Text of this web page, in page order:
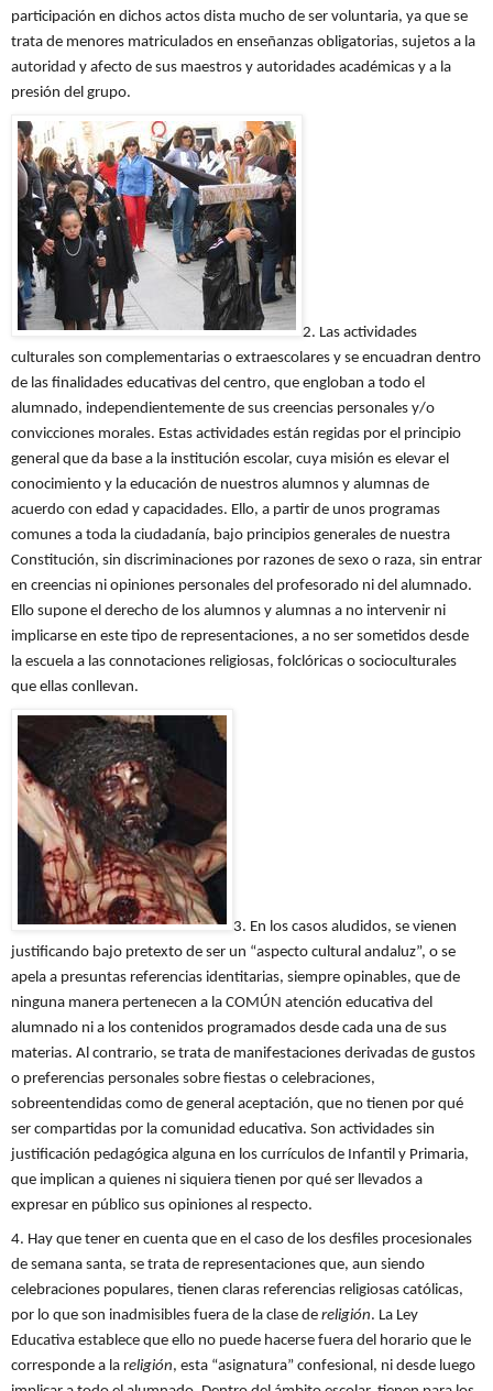
participación en dichos actos dista mucho de ser voluntaria, ya que se
trata de menores matriculados en enseñanzas obligatorias, sujetos a la
autoridad y afecto de sus maestros y autoridades académicas y a la
presión del grupo.
2. Las actividades
culturales son complementarias o extraescolares y se encuadran dentro
de las finalidades educativas del centro, que engloban a todo el
alumnado, independientemente de sus creencias personales y/o
convicciones morales. Estas actividades están regidas por el principio
general que da base a la institución escolar, cuya misión es elevar el
conocimiento y la educación de nuestros alumnos y alumnas de
acuerdo con edad y capacidades. Ello, a partir de unos programas
comunes a toda la ciudadanía, bajo principios generales de nuestra
Constitución, sin discriminaciones por razones de sexo o raza, sin entrar
en creencias ni opiniones personales del profesorado ni del alumnado.
Ello supone el derecho de los alumnos y alumnas a no intervenir ni
implicarse en este tipo de representaciones, a no ser sometidos desde
la escuela a las connotaciones religiosas, folclóricas o socioculturales
que ellas conllevan.
3. En los casos aludidos, se vienen
justificando bajo pretexto de ser un “aspecto cultural andaluz”, o se
apela a presuntas referencias identitarias, siempre opinables, que de
ninguna manera pertenecen a la COMÚN atención educativa del
alumnado ni a los contenidos programados desde cada una de sus
materias. Al contrario, se trata de manifestaciones derivadas de gustos
o preferencias personales sobre fiestas o celebraciones,
sobreentendidas como de general aceptación, que no tienen por qué
ser compartidas por la comunidad educativa. Son actividades sin
justificación pedagógica alguna en los currículos de Infantil y Primaria,
que implican a quienes ni siquiera tienen por qué ser llevados a
expresar en público sus opiniones al respecto.
4. Hay que tener en cuenta que en el caso de los desfiles procesionales
de semana santa, se trata de representaciones que, aun siendo
celebraciones populares, tienen claras referencias religiosas católicas,
por lo que son inadmisibles fuera de la clase de religión. La Ley
Educativa establece que ello no puede hacerse fuera del horario que le
corresponde a la religión, esta “asignatura” confesional, ni desde luego